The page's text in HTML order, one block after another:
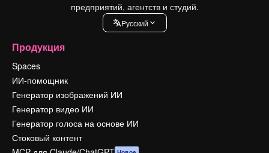
предприятий, агентств и студий.
Pусский
Продукция
Spaces
ИИ-помощник
Генератор изображений ИИ
Генератор видео ИИ
Генератор голоса на основе ИИ
Стоковый контент